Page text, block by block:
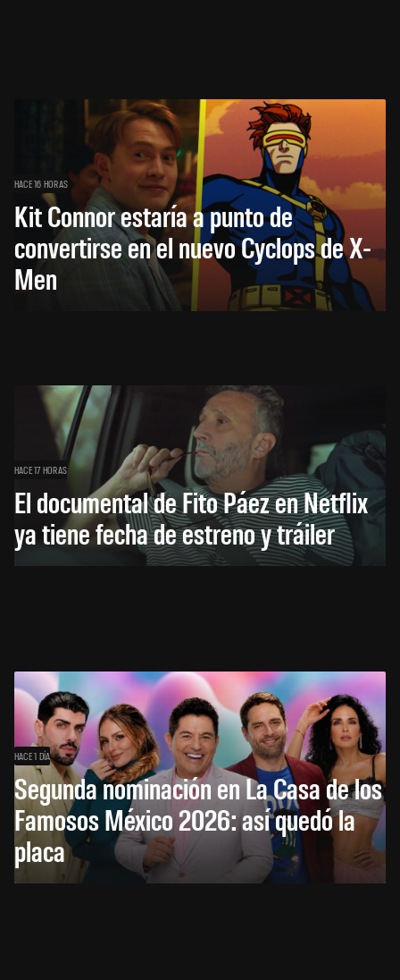
HACE 16 HORAS
Kit Connor estaría a punto de
convertirse en el nuevo Cyclops de X-
Men
HACE 17 HORAS
El documental de Fito Páez en Netflix
ya tiene fecha de estreno y tráiler
HACE 1 DÍA
Segunda nominación en La Casa de los
Famosos México 2026: así quedó la
placa